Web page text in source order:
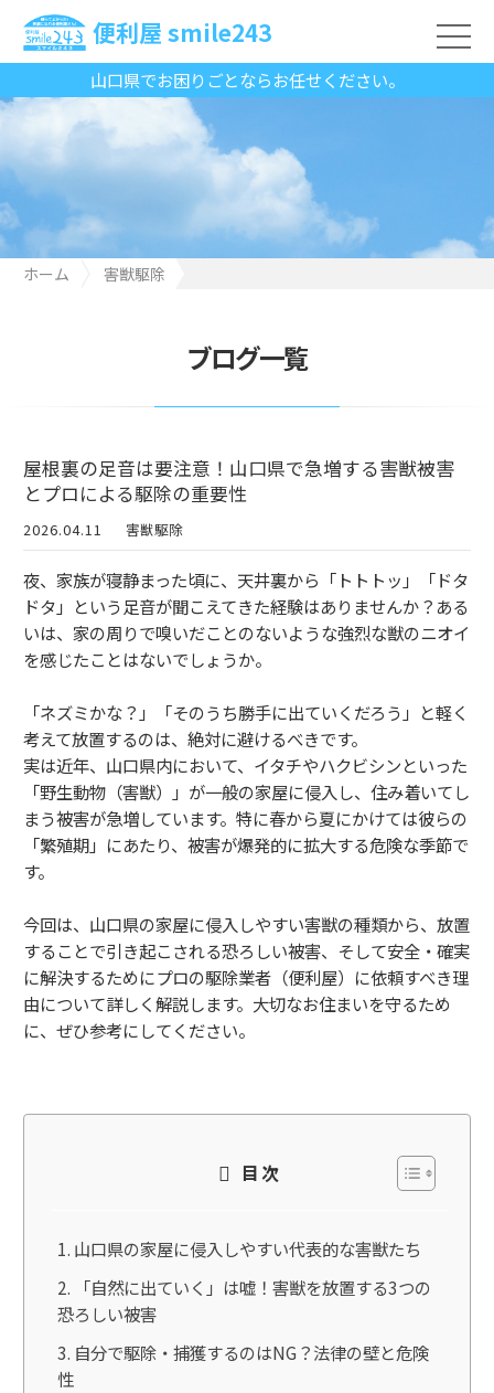
山口県でお困りごとならお任せください。
便利屋 smile243
ホーム
害獣駆除
ブログ一覧
屋根裏の足音は要注意！山口県で急増する害獣被害
とプロによる駆除の重要性
2026.04.11 害獣駆除
夜、家族が寝静まった頃に、天井裏から「トトトッ」「ドタ
ドタ」という足音が聞こえてきた経験はありませんか？ある
いは、家の周りで嗅いだことのないような強烈な獣のニオイ
を感じたことはないでしょうか。
「ネズミかな？」「そのうち勝手に出ていくだろう」と軽く
考えて放置するのは、絶対に避けるべきです。
実は近年、山口県内において、イタチやハクビシンといった
「野生動物（害獣）」が一般の家屋に侵入し、住み着いてし
まう被害が急増しています。特に春から夏にかけては彼らの
「繁殖期」にあたり、被害が爆発的に拡大する危険な季節で
す。
今回は、山口県の家屋に侵入しやすい害獣の種類から、放置
することで引き起こされる恐ろしい被害、そして安全・確実
に解決するためにプロの駆除業者（便利屋）に依頼すべき理
由について詳しく解説します。大切なお住まいを守るため
に、ぜひ参考にしてください。
目次
山口県の家屋に侵入しやすい代表的な害獣たち
「自然に出ていく」は嘘！害獣を放置する3つの
恐ろしい被害
自分で駆除・捕獲するのはNG？法律の壁と危険
性